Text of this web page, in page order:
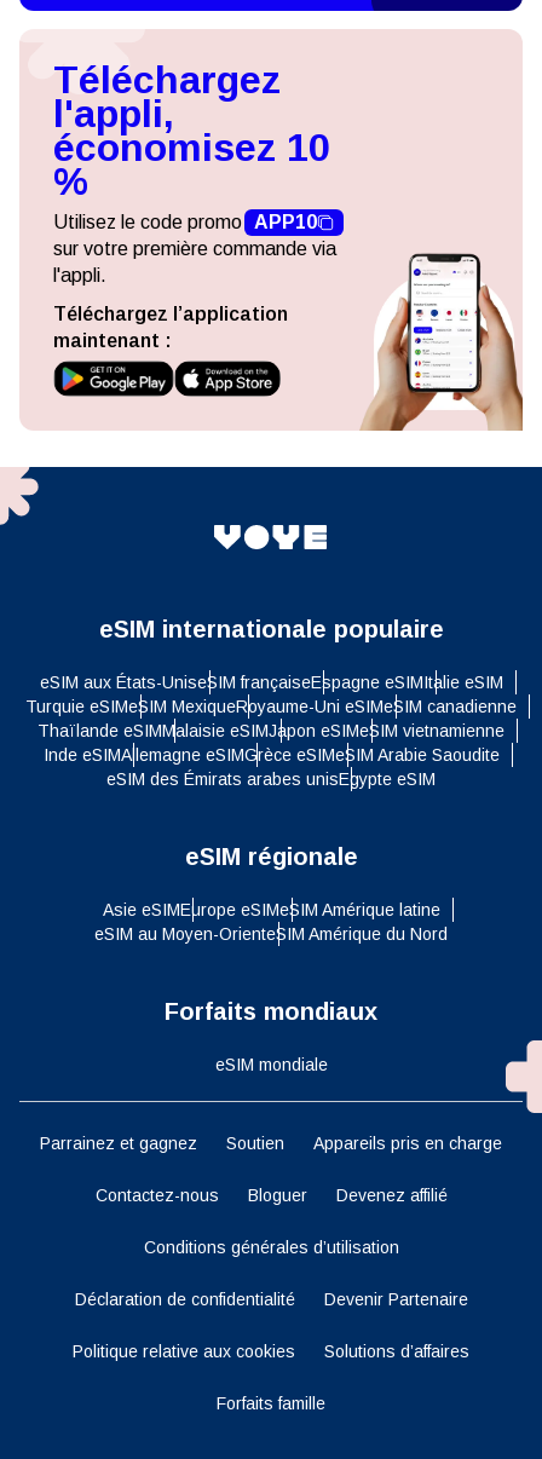
Téléchargez
l'appli,
économisez 10
%
Utilisez le code promo APP10
sur votre première commande via
l'appli.
Téléchargez l’application
maintenant :
eSIM internationale populaire
eSIM aux États-UniseSIM françaiseEspagne eSIMItalie eSIM
Turquie eSIMeSIM MexiqueRoyaume-Uni eSIMeSIM canadienne
Thaïlande eSIMMalaisie eSIMJapon eSIMeSIM vietnamienne
Inde eSIMAllemagne eSIMGrèce eSIMeSIM Arabie Saoudite
eSIM des Émirats arabes unisEgypte eSIM
eSIM régionale
Asie eSIMEurope eSIMeSIM Amérique latine
eSIM au Moyen-OrienteSIM Amérique du Nord
Forfaits mondiaux
eSIM mondiale
Parrainez et gagnez Soutien Appareils pris en charge
Contactez-nous Bloguer Devenez affilié
Conditions générales d’utilisation
Déclaration de confidentialité Devenir Partenaire
Politique relative aux cookies Solutions d’affaires
Forfaits famille